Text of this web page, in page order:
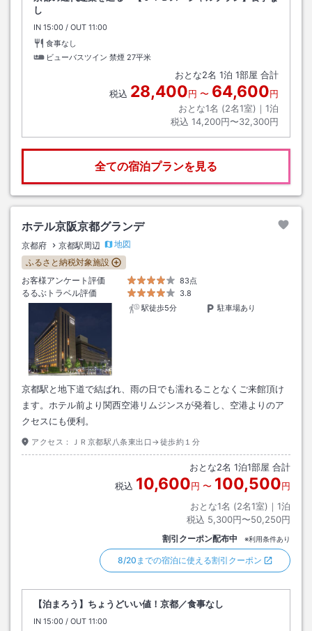
し
IN チェックイン
15:00 / OUT チェックアウト
11:00
食事なし
ビューバスツイン 禁煙 27平米
おとな2名 1泊 1部屋 合計
税込 28,400円 〜 64,600円
おとな1名 (2名1室)｜ 1泊
税込 14,200円〜32,300円
全ての宿泊プランを見る
ホテル京阪京都グランデ
京都府 京都駅周辺
地図
ふるさと納税対象施設
お客様アンケート評価
83点
るるぶトラベル評価
3.8
駅徒歩5分
駐車場あり
京都駅と地下道で結ばれ、雨の日でも濡れることなくご来館頂け
ます。ホテル前より関西空港リムジンスが発着し、空港よりのア
クセスにも便利。
アクセス： ＪＲ京都駅八条東出口→徒歩約１分
おとな2名 1泊1部屋 合計
税込 10,600円 〜 100,500円
おとな1名 (2名1室)｜ 1泊
税込 5,300円〜50,250円
割引クーポン配布中 ※利用条件あり
8/20までの宿泊に使える割引クーポン
【泊まろう】ちょうどいい値！京都／食事なし
IN チェックイン
15:00 / OUT チェックアウト
11:00